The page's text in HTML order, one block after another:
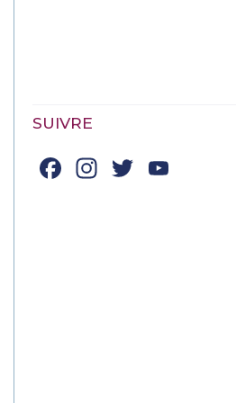
SUIVRE
Facebook
Instagram
Twitter